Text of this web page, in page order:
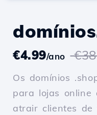
€4.99/ano
Os domínios
para lojas online
atrair clientes de